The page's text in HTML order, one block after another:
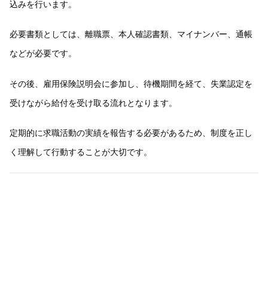
込みを行います。
必要書類としては、離職票、本人確認書類、マイナンバー、通帳
などが必要です。
その後、雇用保険説明会に参加し、待機期間を経て、失業認定を
受けながら給付を受け取る流れとなります。
定期的に求職活動の実績を報告する必要があるため、制度を正し
く理解して行動することが大切です。